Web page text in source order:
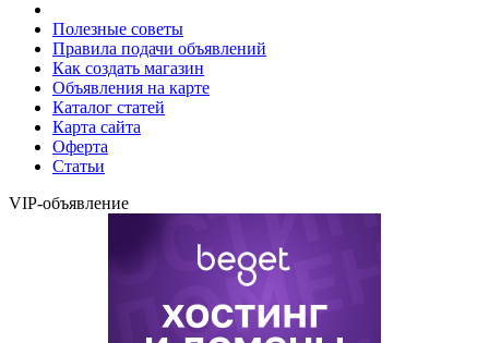
Полезные советы
Правила подачи объявлений
Как создать магазин
Объявления на карте
Каталог статей
Карта сайта
Оферта
Статьи
VIP-объявление